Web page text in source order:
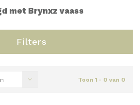
met Brynxz vaass
Filters
Toon 1 - 0 van 0